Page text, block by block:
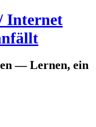
Internet
— Lernen, ein